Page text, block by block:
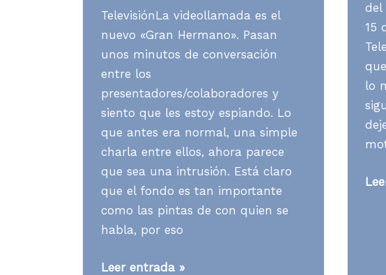
TelevisiónLa videollamada es el
nuevo «Gran Hermano». Pasan
unos minutos de conversación
entre los
presentadores/colaboradores y
siento que les estoy espiando. Lo
que antes era normal, una simple
charla entre ellos, ahora parece
que sea una intrusión. Está claro
que el fondo es tan importante
como las pintas de con quien se
habla, por eso
Media
Leer entrada »
del
15
lo